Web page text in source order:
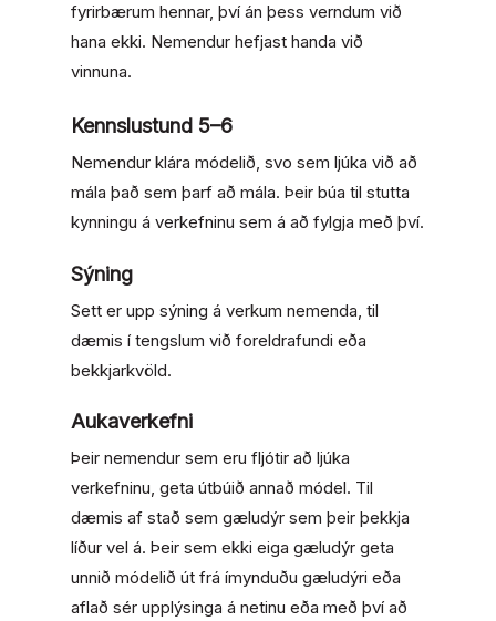
fyrirbærum hennar, því án þess verndum við
hana ekki. Nemendur hefjast handa við
vinnuna.
Kennslustund 5–6
Nemendur klára módelið, svo sem ljúka við að
mála það sem þarf að mála. Þeir búa til stutta
kynningu á verkefninu sem á að fylgja með því.
Sýning
Sett er upp sýning á verkum nemenda, til
dæmis í tengslum við foreldrafundi eða
bekkjarkvöld.
Aukaverkefni
Þeir nemendur sem eru fljótir að ljúka
verkefninu, geta útbúið annað módel. Til
dæmis af stað sem gæludýr sem þeir þekkja
líður vel á. Þeir sem ekki eiga gæludýr geta
unnið módelið út frá ímynduðu gæludýri eða
aflað sér upplýsinga á netinu eða með því að